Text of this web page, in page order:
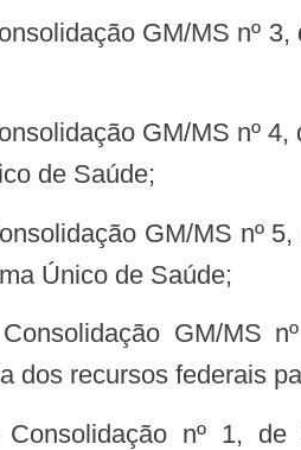
de Saúde;
Único de Saúde;
dos recursos federais